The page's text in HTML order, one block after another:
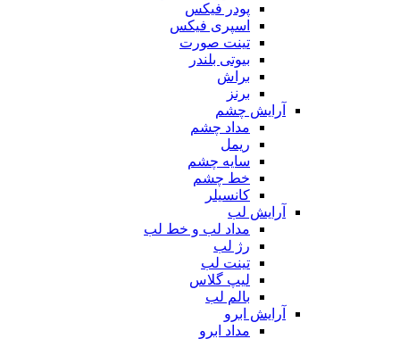
پودر فیکس
اسپری فیکس
تینت صورت
بیوتی بلندر
براش
برنز
آرایش چشم
مداد چشم
ریمل
سایه چشم
خط چشم
کانسیلر
آرایش لب
مداد لب و خط لب
رژ لب
تینت لب
لیپ گلاس
بالم لب
آرایش ابرو
مداد ابرو